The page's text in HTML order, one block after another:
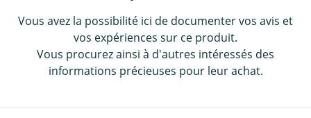
Vous avez la possibilité ici de documenter vos avis et
vos expériences sur ce produit.
Vous procurez ainsi à d'autres intéressés des
informations précieuses pour leur achat.